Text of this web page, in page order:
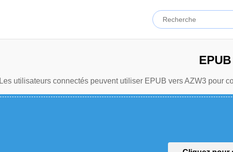
Les utilisateurs connectés peuvent utiliser EPUB vers AZW3 pour